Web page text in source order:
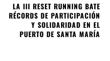
LA III RESET RUNNING BATE
RÉCORDS DE PARTICIPACIÓN
Y SOLIDARIDAD EN EL
PUERTO DE SANTA MARÍA